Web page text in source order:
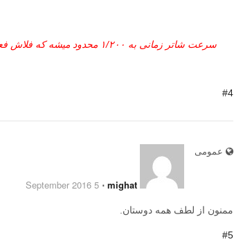
سرعت شاتر زمانی به ۱/۲۰۰ محدود میشه که فلاش فعال باشه.
#4
عمومی
mighat
⋅
5 September 2016
ممنون از لطف همه دوستان.
#5